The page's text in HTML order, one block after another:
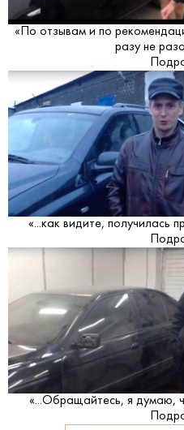
«По отзывам и по
разу не
«...как видите, получилась
«...Обращайтесь, я думаю,